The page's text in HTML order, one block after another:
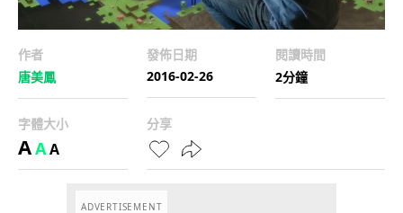
作者
唐美鳳
發佈日期
2016-02-26
閱讀時間
2分鐘
字體大小
AAA
分享
ADVERTISEMENT